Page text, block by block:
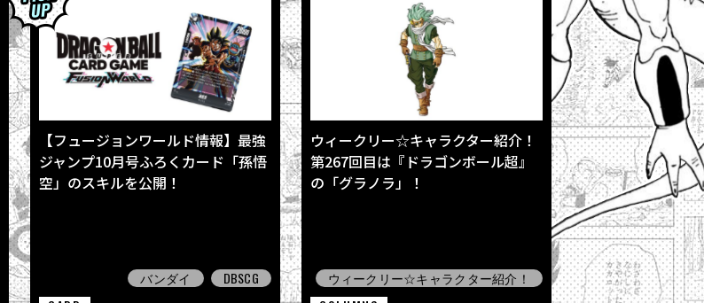
【フュージョンワールド情報】最強
ジャンプ10月号ふろくカード「孫悟
空」のスキルを公開！
バンダイ
DBSCG
ウィークリー☆キャラクター紹介！
第267回目は『ドラゴンボール超』
の「グラノラ」！
ウィークリー☆キャラクター紹介！